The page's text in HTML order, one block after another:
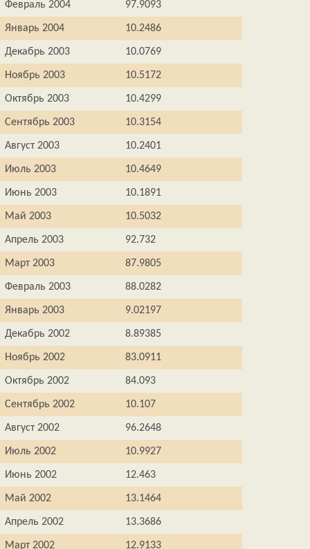
Февраль 2004 97.9093
Январь 2004 10.2486
Декабрь 2003 10.0769
Ноябрь 2003 10.5172
Октябрь 2003 10.4299
Сентябрь 2003 10.3154
Август 2003 10.2401
Июль 2003 10.4649
Июнь 2003 10.1891
Май 2003 10.5032
Апрель 2003 92.732
Март 2003 87.9805
Февраль 2003 88.0282
Январь 2003 9.02197
Декабрь 2002 8.89385
Ноябрь 2002 83.0911
Октябрь 2002 84.093
Сентябрь 2002 10.107
Август 2002 96.2648
Июль 2002 10.9927
Июнь 2002 12.463
Май 2002 13.1464
Апрель 2002 13.3686
Март 2002 12.9133